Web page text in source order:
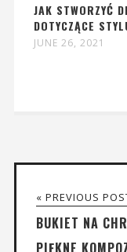
JAK STWORZYĆ
DOTYCZĄCE
JUNE 26, 2021
« PREVIOUS
BUKIET NA
PIĘKNE